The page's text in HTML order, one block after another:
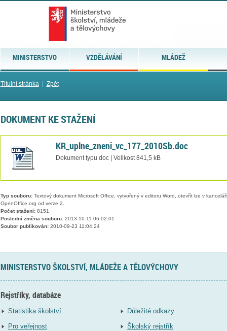
MINISTERSTVO VZDĚLÁVÁNÍ MLÁDEŽ
Titulní stránka| Zpět
DOKUMENT KE STAŽENÍ
KR_uplne_zneni_vc_177_2010Sb.doc
Dokument typu doc | Velikost 841,5 kB
Typ souboru:Textový dokument Microsoft Office, vytvořený v editoru Word, otevřít lze v
OpenOffice.org od verze 2.
Počet stažení:8151
Poslední změna souboru:2013-10-11 06:02:01
Soubor publikován:2010-09-23 11:04:24
MINISTERSTVO ŠKOLSTVÍ, MLÁDEŽE A TĚLOVÝCHOVY
Rejstříky, databáze
Statistika školství
Pro veřejnost
Důležité odkazy
Školský rejstřík